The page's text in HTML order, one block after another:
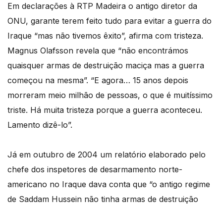
Em declarações à RTP Madeira o antigo diretor da
ONU, garante terem feito tudo para evitar a guerra do
Iraque “mas não tivemos êxito”, afirma com tristeza.
Magnus Olafsson revela que “não encontrámos
quaisquer armas de destruição maciça mas a guerra
começou na mesma”. “E agora… 15 anos depois
morreram meio milhão de pessoas, o que é muitíssimo
triste. Há muita tristeza porque a guerra aconteceu.
Lamento dizê-lo”.
Já em outubro de 2004 um relatório elaborado pelo
chefe dos inspetores de desarmamento norte-
americano no Iraque dava conta que “o antigo regime
de Saddam Hussein não tinha armas de destruição